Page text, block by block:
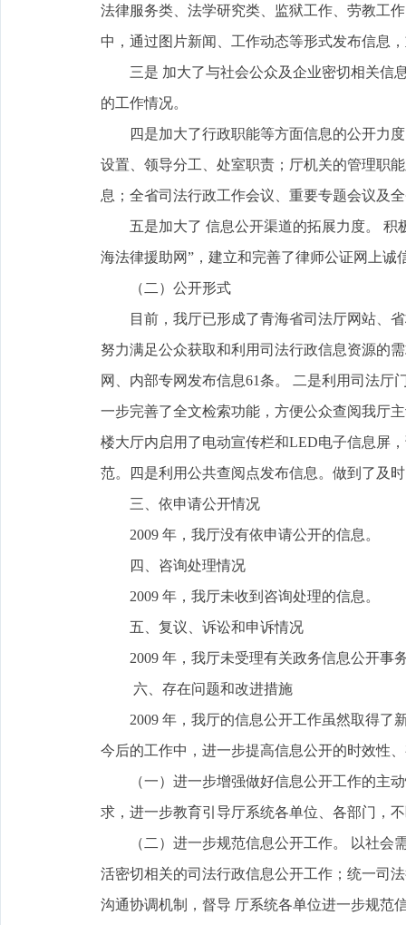
法律服务类、法学研究类、监狱工作、劳教工
中，通过图片新闻、工作动态等形式发布信息
三是 加大了与社会公众及企业密切相关信息
的工作情况。
四是加大了行政职能等方面信息的公开力度
设置、领导分工、处室职责；厅机关的管理职
息；全省司法行政工作会议、重要专题会议及
五是加大了 信息公开渠道的拓展力度。 积
海法律援助网”，建立和完善了律师公证网上
（二）公开形式
目前，我厅已形成了青海省司法厅网站、省
努力满足公众获取和利用司法行政信息资源的
网、内部专网发布信息61条。 二是利用司法
一步完善了全文检索功能，方便公众查阅我厅
楼大厅内启用了电动宣传栏和LED电子信息屏
范。四是利用公共查阅点发布信息。做到了及
三、依申请公开情况
2009 年，我厅没有依申请公开的信息。
四、咨询处理情况
2009 年，我厅未收到咨询处理的信息。
五、复议、诉讼和申诉情况
2009 年，我厅未受理有关政务信息公开事
六、存在问题和改进措施
2009 年，我厅的信息公开工作虽然取得了
今后的工作中，进一步提高信息公开的时效性
（一）进一步增强做好信息公开工作的主动
求，进一步教育引导厅系统各单位、各部门，
（二）进一步规范信息公开工作。 以社会需
活密切相关的司法行政信息公开工作；统一司
沟通协调机制，督导 厅系统各单位进一步规范